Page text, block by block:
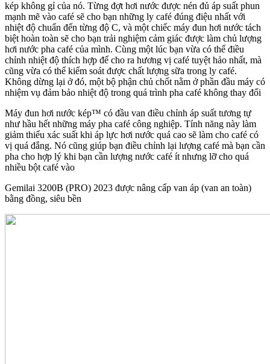
kép không gỉ của nó. Từng đợt hơi nước được nén đủ áp suất phun
mạnh mẽ vào café sẽ cho bạn những ly café đúng điệu nhất với
nhiệt độ chuẩn đến từng độ C, và một chiếc máy đun hơi nước tách
biệt hoàn toàn sẽ cho bạn trải nghiệm cảm giác được làm chủ lượng
hơi nước pha café của mình. Cùng một lúc bạn vừa có thể điều
chỉnh nhiệt độ thích hợp để cho ra hương vị café tuyệt hảo nhất, mà
cũng vừa có thể kiểm soát được chất lượng sữa trong ly café.
Không dừng lại ở đó, một bộ phận chủ chốt nằm ở phần đầu máy có
nhiệm vụ đảm bảo nhiệt độ trong quá trình pha café không thay đổi
Máy đun hơi nước kép™ có đầu van điều chỉnh áp suất tương tự
như hầu hết những máy pha café công nghiệp. Tính năng này làm
giảm thiểu xác suất khi áp lực hơi nước quá cao sẽ làm cho café có
vị quá đắng. Nó cũng giúp bạn điều chỉnh lại lượng café mà bạn cần
pha cho hợp lý khi bạn cần lượng nước café ít nhưng lỡ cho quá
nhiều bột café vào
Gemilai 3200B (PRO) 2023 được nâng cấp van áp (van an toàn)
bằng đồng, siêu bền